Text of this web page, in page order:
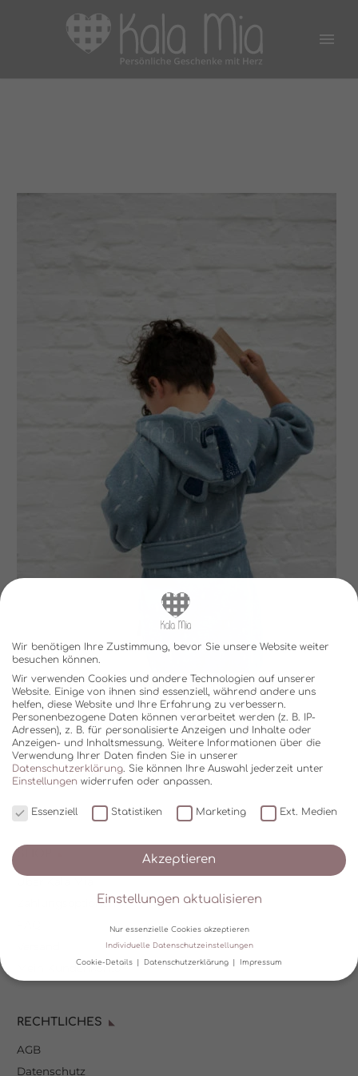
Zahlungsoptionen
Mein Kundenkonto
RECHTLICHES
AGB
Datenschutz
Wir benötigen Ihre Zustimmung, bevor Sie unsere Website weiter
besuchen können.
Wir verwenden Cookies und andere Technologien auf unserer
Website. Einige von ihnen sind essenziell, während andere uns
helfen, diese Website und Ihre Erfahrung zu verbessern.
Personenbezogene Daten können verarbeitet werden (z. B. IP-
Adressen), z. B. für personalisierte Anzeigen und Inhalte oder
Anzeigen- und Inhaltsmessung. Weitere Informationen über die
Verwendung Ihrer Daten finden Sie in unserer
Datenschutzerklärung Sie können Ihre Auswahl jederzeit unter
Einstellungen widerrufen oder anpassen.
Essenziell Statistiken Marketing Ext. Medien
Akzeptieren
Einstellungen aktualisieren
Nur essenzielle Cookies akzeptieren
Individuelle Datenschutzeinstellungen
Cookie-Details Datenschutzerklärung Impressum
Wir verwenden Cookies und andere Technologien auf unserer
helfen, diese Website und Ihre Erfahrung zu verbessern.